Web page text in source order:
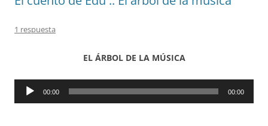
1 respuesta
EL ÁRBOL DE LA MÚSICA
Reproductor
00:00 00:00